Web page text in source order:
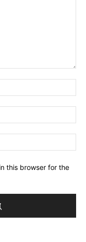
this browser for the